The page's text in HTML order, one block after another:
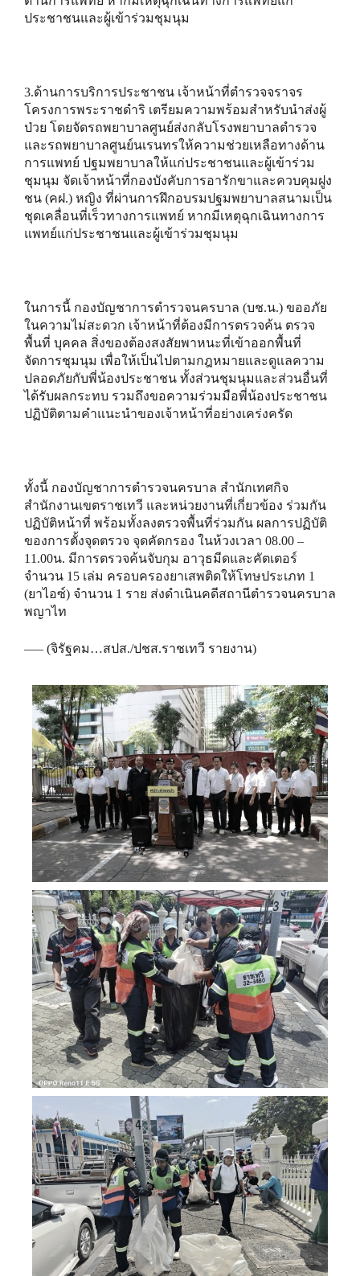
ประชาชนและผู้เข้าร่วมชุมนุม
3.ด้านการบริการประชาชน เจ้าหน้าที่ตำรวจจราจร
โครงการพระราชดำริ เตรียมความพร้อมสำหรับนำส่งผู้
ป่วย โดยจัดรถพยาบาลศูนย์ส่งกลับโรงพยาบาลตำรวจ
และรถพยาบาลศูนย์นเรนทรให้ความช่วยเหลือทางด้าน
การแพทย์ ปฐมพยาบาลให้แก่ประชาชนและผู้เข้าร่วม
ชุมนุม จัดเจ้าหน้าที่กองบังคับการอารักขาและควบคุมฝูง
ชน (คฝ.) หญิง ที่ผ่านการฝึกอบรมปฐมพยาบาลสนามเป็น
ชุดเคลื่อนที่เร็วทางการแพทย์ หากมีเหตุฉุกเฉินทางการ
แพทย์แก่ประชาชนและผู้เข้าร่วมชุมนุม
ในการนี้ กองบัญชาการตำรวจนครบาล (บช.น.) ขออภัย
ในความไม่สะดวก เจ้าหน้าที่ต้องมีการตรวจค้น ตรวจ
พื้นที่ บุคคล สิ่งของต้องสงสัยพาหนะที่เข้าออกพื้นที่
จัดการชุมนุม เพื่อให้เป็นไปตามกฎหมายและดูแลความ
ปลอดภัยกับพี่น้องประชาชน ทั้งส่วนชุมนุมและส่วนอื่นที่
ได้รับผลกระทบ รวมถึงขอความร่วมมือพี่น้องประชาชน
ปฏิบัติตามคำแนะนำของเจ้าหน้าที่อย่างเคร่งครัด
ทั้งนี้ กองบัญชาการตำรวจนครบาล สำนักเทศกิจ
สำนักงานเขตราชเทวี และหน่วยงานที่เกี่ยวข้อง ร่วมกัน
ปฏิบัติหน้าที่ พร้อมทั้งลงตรวจพื้นที่ร่วมกัน ผลการปฏิบัติ
ของการตั้งจุดตรวจ จุดคัดกรอง ในห้วงเวลา 08.00 –
11.00น. มีการตรวจค้นจับกุม อาวุธมีดและคัตเตอร์
จำนวน 15 เล่ม ครอบครองยาเสพติดให้โทษประเภท 1
(ยาไอซ์) จำนวน 1 ราย ส่งดำเนินคดีสถานีตำรวจนครบาล
พญาไท
—– (จิรัฐคม…สปส./ปชส.ราชเทวี รายงาน)